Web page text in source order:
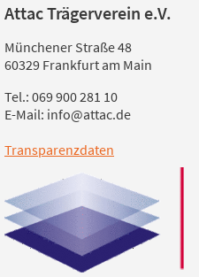
Attac Trägerverein e.V.
Münchener Straße 48
60329 Frankfurt am Main
Tel.: 069 900 281 10
E-Mail: info@attac.de
Transparenzdaten